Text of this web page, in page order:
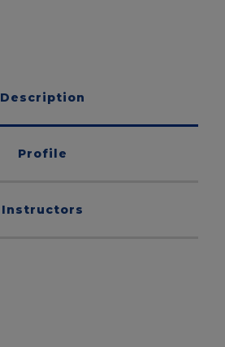
Description
Profile
Instructors